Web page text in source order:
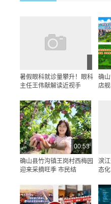
暑假眼科就诊量攀升！眼科
主任王伟献解读近视手
确
店
00:53
确山县竹沟镇王岗村西梅园
迎来采摘旺季 市民结
滨
态